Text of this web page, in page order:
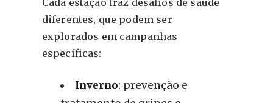
diferentes, que podem ser
explorados em campanhas
específicas:
Inverno: prevenção e